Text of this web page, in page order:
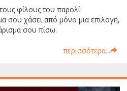
φίλους του παρολί
σου χάσει από μόνο μια επιλογή,
σου πίσω.
περισσότερα...